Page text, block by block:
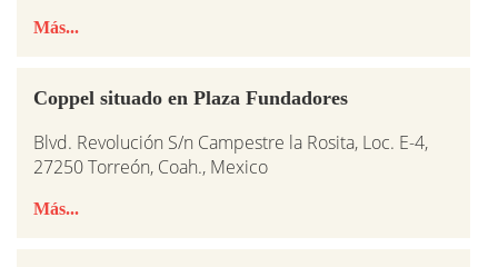
Más...
Coppel situado en Plaza Fundadores
Blvd. Revolución S/n Campestre la Rosita, Loc. E-4,
27250 Torreón, Coah., Mexico
Más...